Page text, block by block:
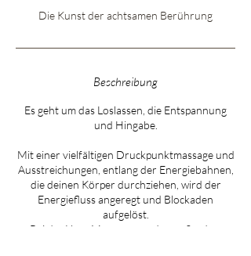
Die Kunst der achtsamen Berührung
Beschreibung
Es geht um das Loslassen, die Entspannung
und Hingabe.
Mit einer vielfältigen Druckpunktmassage und
Ausstreichungen, entlang der Energiebahnen,
die deinen Körper durchziehen, wird der
Energiefluss angeregt und Blockaden
aufgelöst.
Bei der Yoga Massage werden außerdem